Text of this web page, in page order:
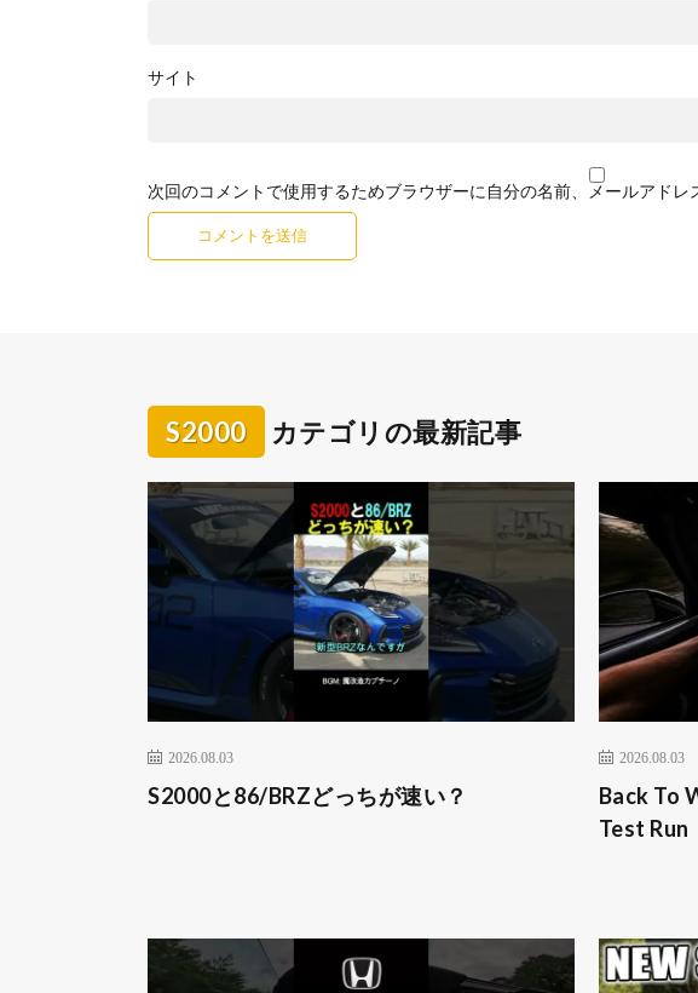
サイト
次回のコメントで使用するためブラウザーに自分の名前、メールアドレ
S2000 カテゴリの最新記事
2026.08.03
S2000と86/BRZどっちが速い？
2026.08.03
Back To
Test Run